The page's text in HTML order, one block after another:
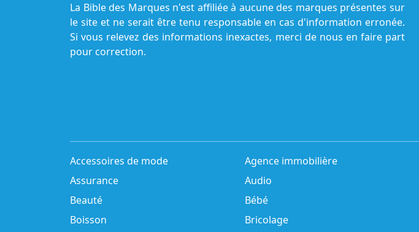
La Bible des Marques n'est affiliée à aucune des marques présentes sur
le site et ne serait être tenu responsable en cas d'information erronée.
Si vous relevez des informations inexactes, merci de nous en faire part
pour correction.
Accessoires de mode Agence immobilière
Assurance
Audio
Beauté
Bébé
Boisson
Bricolage